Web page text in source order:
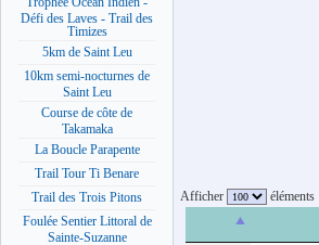
Défi des Laves - Trail des
Timizes
5km de Saint Leu
10km semi-nocturnes de
Saint Leu
Course de côte de
Takamaka
La Boucle Parapente
Trail Tour Ti Benare
Trail des Trois Pitons
Foulée Sentier Littoral de
Sainte-Suzanne
Afficher éléments